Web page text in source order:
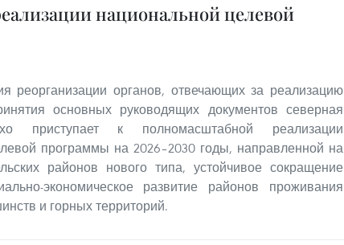
национальной целевой
реорганизации органов, отвечающих за реализацию
основных руководящих документов северная
приступает к полномасштабной реализации
программы на 2026–2030 годы, направленной на
районов нового типа, устойчивое сокращение
экономическое развитие районов проживания
и горных территорий.